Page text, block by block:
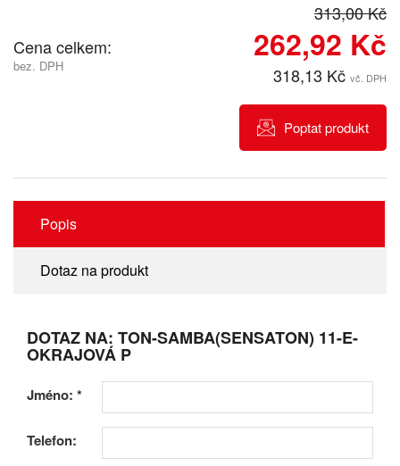
313,00 Kč
Cena celkem:
bez. DPH
262,92 Kč
318,13 Kč vč. DPH
Poptat produkt
Popis
Dotaz na produkt
DOTAZ NA: TON-SAMBA(SENSATON) 11-E-
OKRAJOVÁ P
Jméno: *
Telefon: